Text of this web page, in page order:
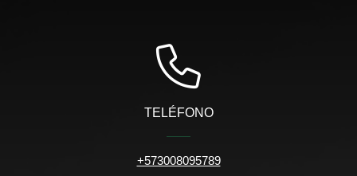
TELÉFONO
+573008095789